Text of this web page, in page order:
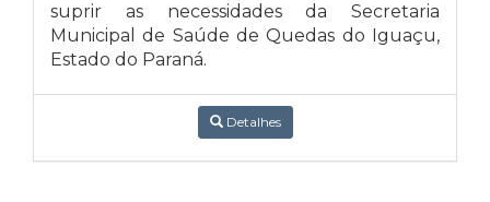
suprir as necessidades da Secretaria
Municipal de Saúde de Quedas do Iguaçu,
Estado do Paraná.
Detalhes